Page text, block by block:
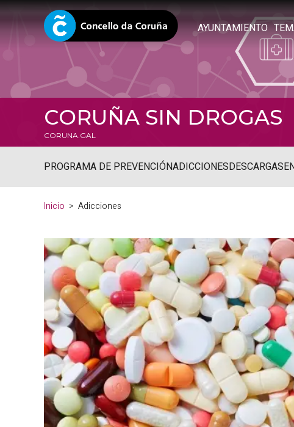
AYUNTAMIENTO
CORUÑA SIN DROGAS
CORUNA.GAL
PROGRAMA DE PREVENCIÓNADICCIONESDESCARGAS
Inicio Adicciones